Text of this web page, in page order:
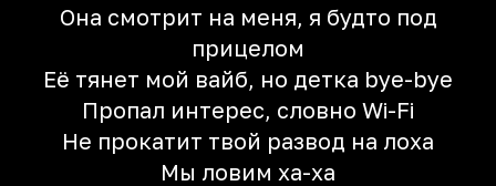
Она смотрит на меня, я будто под
прицелом
Её тянет мой вайб, но детка bye-bye
Пропал интерес, словно Wi-Fi
Не прокатит твой развод на лоха
Мы ловим ха-ха